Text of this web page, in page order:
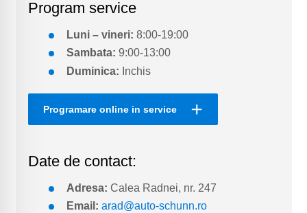
Program service
Luni – vineri: 8:00-19:00
Sambata: 9:00-13:00
Duminica: Inchis
Programare online in service
Date de contact:
Adresa: Calea Radnei, nr. 247
Email: arad@auto-schunn.ro